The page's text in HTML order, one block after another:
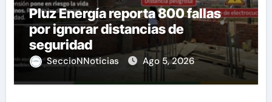
Pluz Energía reporta 800 fallas
por ignorar distancias de
seguridad
SeccioNNoticias Ago 5, 2026